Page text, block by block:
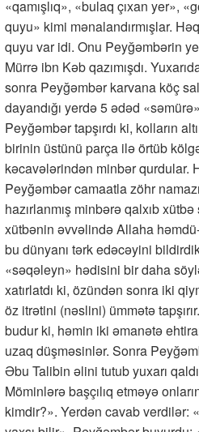
«qamışlıq», «bulaq çıxan yer»,
quyu» kimi mənalandırmışlar.
quyu var idi. Onu Peyğəmbərin
Mürrə ibn Kəb qazımışdı.
sonra Peyğəmbər karvana köç
dayandığı yerdə 5 ədəd
Peyğəmbər tapşırdı ki, kolların
birinin üstünü parça ilə örtüb
kəcavələrindən minbər qurdular.
Peyğəmbər camaatla zöhr
hazırlanmış minbərə qalxıb
xütbənin əvvəlində Allaha
bu dünyanı tərk edəcəyini
«səqəleyn» hədisini bir daha
xatırlatdı ki, özündən sonra iki
öz itrətini (nəslini) ümmətə
budur ki, həmin iki əmanətə
uzaq düşməsinlər. Sonra
Əbu Talibin əlini tutub yuxarı
Möminlərə başçılıq etməyə
kimdir?». Yerdən cavab verdilər: